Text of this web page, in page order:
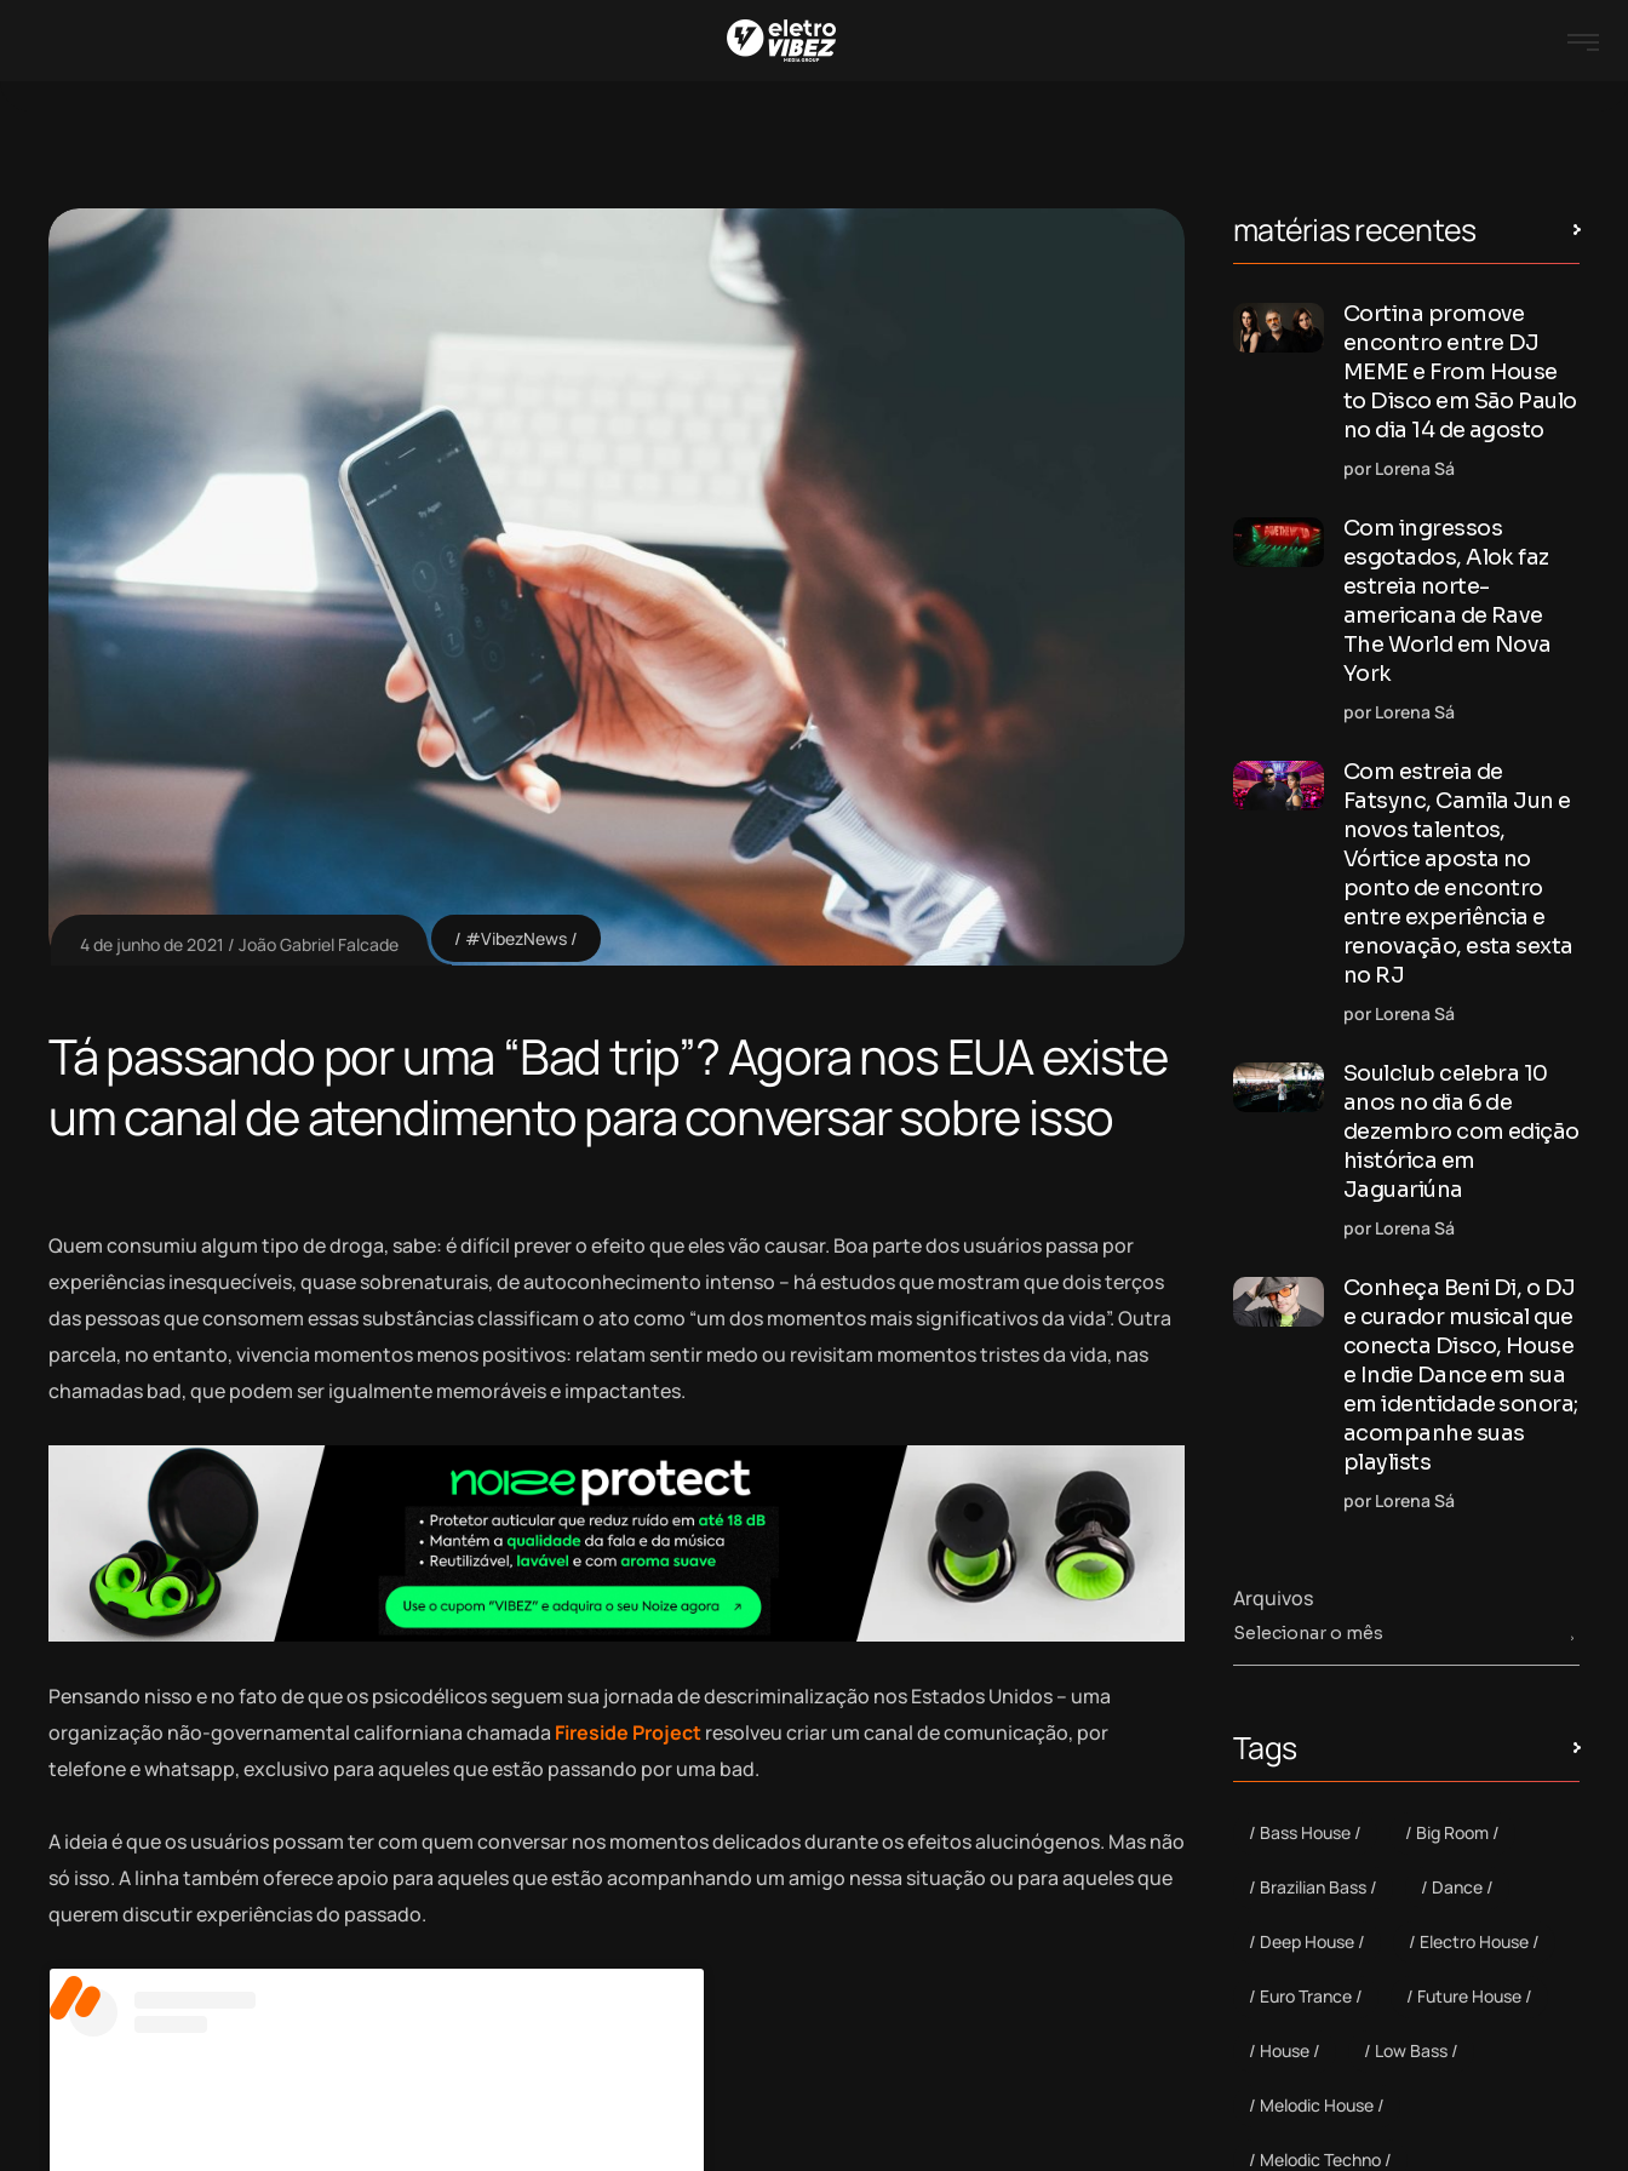
4 de junho de 2021 João Gabriel Falcade #VibezNews
Tá passando por uma “Bad trip”? Agora nos EUA existe
um canal de atendimento para conversar sobre isso
Quem consumiu algum tipo de droga, sabe: é difícil prever o efeito que eles vão causar. Boa parte dos usuários passa por
experiências inesquecíveis, quase sobrenaturais, de autoconhecimento intenso – há estudos que mostram que dois terços
das pessoas que consomem essas substâncias classificam o ato como “um dos momentos mais significativos da vida”. Outra
parcela, no entanto, vivencia momentos menos positivos: relatam sentir medo ou revisitam momentos tristes da vida, nas
chamadas bad, que podem ser igualmente memoráveis e impactantes.
Pensando nisso e no fato de que os psicodélicos seguem sua jornada de descriminalização nos Estados Unidos – uma
organização não-governamental californiana chamada Fireside Projectresolveu criar um canal de comunicação, por
telefone e whatsapp, exclusivo para aqueles que estão passando por uma bad.
A ideia é que os usuários possam ter com quem conversar nos momentos delicados durante os efeitos alucinógenos. Mas não
só isso. A linha também oferece apoio para aqueles que estão acompanhando um amigo nessa situação ou para aqueles que
querem discutir experiências do passado.
matérias recentes
Cortina promove
encontro entre DJ
MEME e From House
to Disco em São Paulo
no dia 14 de agosto
por Lorena Sá
Com ingressos
esgotados, Alok faz
estreia norte-
americana de Rave
The World em Nova
York
por Lorena Sá
Com estreia de
Fatsync, Camila Jun e
novos talentos,
Vórtice aposta no
ponto de encontro
entre experiência e
renovação, esta sexta
no RJ
por Lorena Sá
Soulclub celebra 10
anos no dia 6 de
dezembro com edição
histórica em
Jaguariúna
por Lorena Sá
Conheça Beni Di, o DJ
e curador musical que
conecta Disco, House
e Indie Dance em sua
em identidade sonora;
acompanhe suas
playlists
por Lorena Sá
Arquivos
Tags
Bass House Big Room
Brazilian Bass Dance
Deep House Electro House
Euro Trance Future House
House Low Bass
Melodic House
Melodic Techno